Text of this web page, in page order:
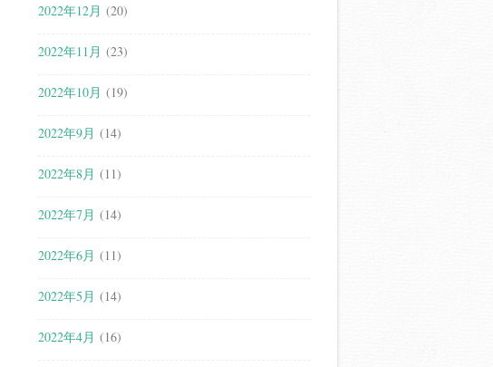
2022年12月 (20)
2022年11月 (23)
2022年10月 (19)
2022年9月 (14)
2022年8月 (11)
2022年7月 (14)
2022年6月 (11)
2022年5月 (14)
2022年4月 (16)